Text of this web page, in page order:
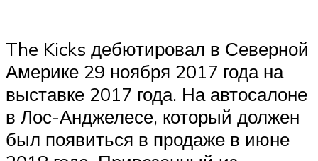
The Kicks дебютировал в Северной
Америке 29 ноября 2017 года на
выставке 2017 года. На автосалоне
в Лос-Анджелесе, который должен
был появиться в продаже в июне